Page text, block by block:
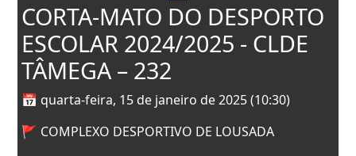
CORTA-MATO DO DESPORTO
ESCOLAR 2024/2025 - CLDE
TÂMEGA – 232
📅 quarta-feira, 15 de janeiro de 2025 (10:30)
🚩 COMPLEXO DESPORTIVO DE LOUSADA